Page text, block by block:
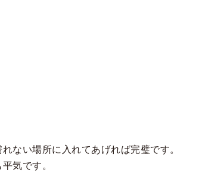
ない場所に入れてあげれば完璧です。
気です。